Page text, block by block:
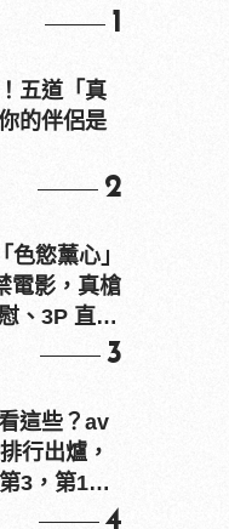
1
五道「真
的伴侶是
2
色慾薰心」
電影，真槍
、3P 直接
3
這些？av
行出爐，
3，第1名
4